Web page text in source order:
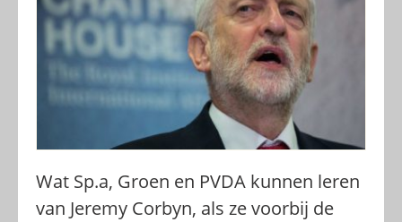
Wat Sp.a, Groen en PVDA kunnen leren
van Jeremy Corbyn, als ze voorbij de